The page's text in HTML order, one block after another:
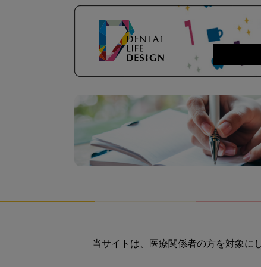
当サイトは、医療関係者の方を対象に